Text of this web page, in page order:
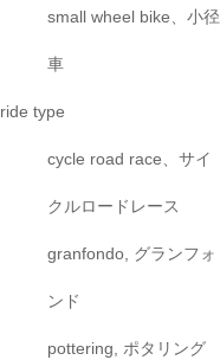
small wheel bike、小径
車
ride type
cycle road race、サイ
クルロードレース
granfondo, グランフォ
ンド
pottering, ポタリング